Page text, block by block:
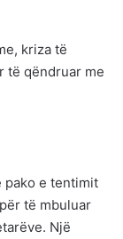
kriza të
të qëndruar me
pako e tentimit
të mbuluar
Një